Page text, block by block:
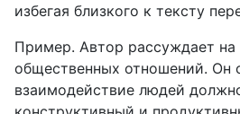
избегая близкого к тексту
Пример. Автор рассуждает на
общественных отношений. Он
взаимодействие людей